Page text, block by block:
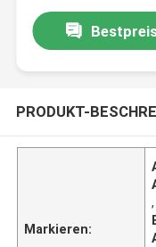
PRODUKT-
Markieren:
,